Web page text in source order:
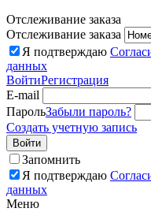
Отслеживание заказа
Отслеживание заказа
Я подтверждаю
данных
ВойтиРегистрация
E-mail
ПарольЗабыли пароль?
Создать учетную запись
Войти
Запомнить
Я подтверждаю
данных
Меню